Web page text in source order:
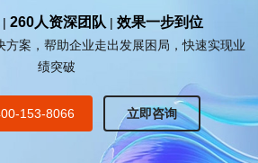
260人资深团队 | 效果一步到位
方案，帮助企业走出发展困局，快速实现业
绩突破
153-8066 立即咨询